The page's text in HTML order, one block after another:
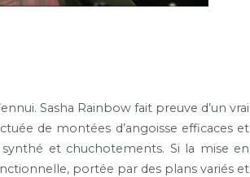
Sasha Rainbow fait preuve d’un vrai
de montées d’angoisse efficaces et
et chuchotements. Si la mise en
portée par des plans variés et